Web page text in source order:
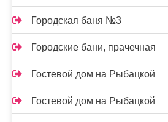
Городская баня №3
Городские бани, прачечная
Гостевой дом на Рыбацкой
Гостевой дом на Рыбацкой